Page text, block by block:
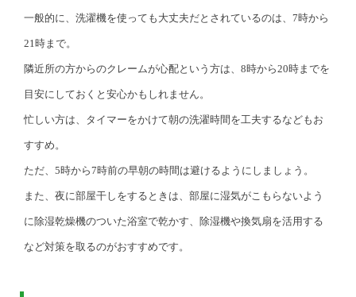
一般的に、洗濯機を使っても大丈夫だとされているのは、7時から
21時まで。
隣近所の方からのクレームが心配という方は、8時から20時までを
目安にしておくと安心かもしれません。
忙しい方は、タイマーをかけて朝の洗濯時間を工夫するなどもお
すすめ。
ただ、5時から7時前の早朝の時間は避けるようにしましょう。
また、夜に部屋干しをするときは、部屋に湿気がこもらないよう
に除湿乾燥機のついた浴室で乾かす、除湿機や換気扇を活用する
など対策を取るのがおすすめです。